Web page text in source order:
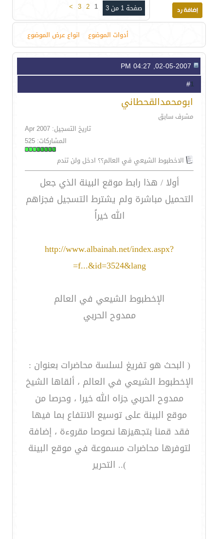
صفحة 1 من 3 1
2
3
>
أدوات الموضوع انواع عرض الموضوع
1
ابومحمدالقحطاني
مشرف سابق
تاريخ التسجيل: Apr 2007
المشاركات: 525
الاخطبوط الشيعي في العالم؟؟ ادخل ولن تندم
أولا / هذا رابط موقع البينة الذي جعل
التحميل مباشرة ولم يشترط التسجيل فجزاهم
الله خيراً
http://www.albainah.net/index.aspx?
f...&id=3524&lang=
الإخطبوط الشيعي في العالم
ممدوح الحربي
( البحث هو تفريغ لسلسة محاضرات بعنوان :
الإخطبوط الشيعي في العالم ، ألقاها الشيخ
ممدوح الحربي جزاه الله خيرا ، وحرصا من
موقع البينة على توسيع الانتفاع بما فيها
فقد قمنا بتجهيزها نصوصا مقروءة ، إضافة
لتوفرها محاضرات مسموعة في موقع البينة
).. التحرير